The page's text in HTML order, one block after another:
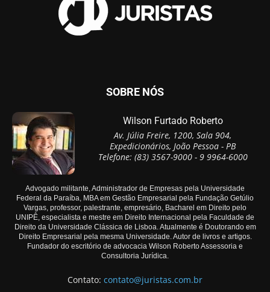
SOBRE NÓS
Wilson Furtado Roberto
Av. Júlia Freire, 1200, Sala 904,
Expedicionários, João Pessoa - PB
Telefone: (83) 3567-9000 - 9 9964-6000
Advogado militante, Administrador de Empresas pela Universidade
Federal da Paraíba, MBA em Gestão Empresarial pela Fundação Getúlio
Vargas, professor, palestrante, empresário, Bacharel em Direito pelo
UNIPÊ, especialista e mestre em Direito Internacional pela Faculdade de
Direito da Universidade Clássica de Lisboa. Atualmente é Doutorando em
Direito Empresarial pela mesma Universidade. Autor de livros e artigos.
Fundador do escritório de advocacia Wilson Roberto Assessoria e
Consultoria Jurídica.
Contato: contato@juristas.com.br